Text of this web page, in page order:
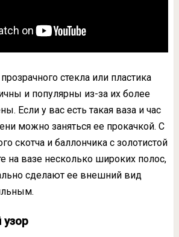
стекла или пластика
и популярны из-за их более
Если у вас есть такая ваза и час
можно заняться ее прокачкой. С
скотча и баллончика с золотистой
на вазе несколько широких полос,
сделают ее внешний вид
узор